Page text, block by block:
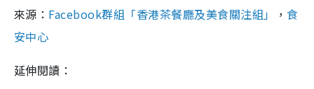
來源： Facebook群組「香港茶餐廳及美食關注組」 ， 食
安中心
延伸閱讀：